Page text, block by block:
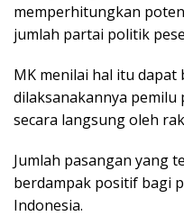
memperhitungkan
jumlah partai politik
MK menilai hal itu
dilaksanakannya pemilu
secara langsung oleh
Jumlah pasangan yang
berdampak positif bagi
Indonesia.